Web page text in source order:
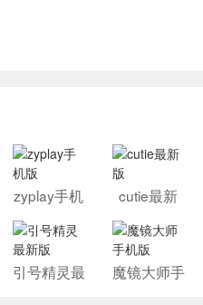
zyplay手机
版
cutie最新
引号精灵最
新版
魔镜大师手
机版